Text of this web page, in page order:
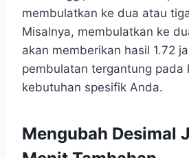
membulatkan ke dua atau
Misalnya, membulatkan ke
akan memberikan hasil 1.72
pembulatan tergantung pada
kebutuhan spesifik Anda.
Mengubah Desimal